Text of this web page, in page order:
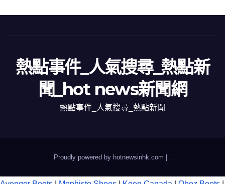
熱點事件_人氣搜尋_熱點新
聞_hot news新聞網
熱點事件_人氣搜尋_熱點新聞
Proudly powered by hotnewsinhk.com |